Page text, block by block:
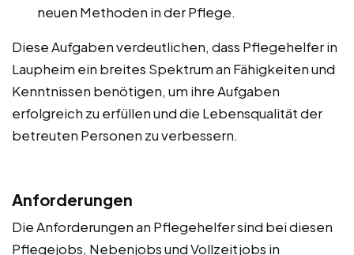
neuen Methoden in der Pflege.
Diese Aufgaben verdeutlichen, dass Pflegehelfer in
Laupheim ein breites Spektrum an Fähigkeiten und
Kenntnissen benötigen, um ihre Aufgaben
erfolgreich zu erfüllen und die Lebensqualität der
betreuten Personen zu verbessern.
Anforderungen
Die Anforderungen an Pflegehelfer sind bei diesen
Pflegejobs, Nebenjobs und Vollzeitjobs in